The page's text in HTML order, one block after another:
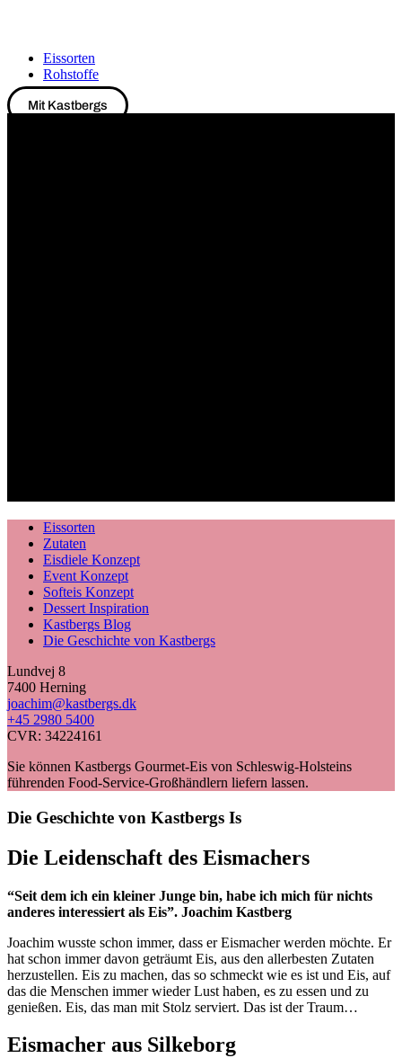
Eissorten
Rohstoffe
Mit Kastbergs
Eissorten
Zutaten
Eisdiele Konzept
Event Konzept
Softeis Konzept
Dessert Inspiration
Kastbergs Blog
Die Geschichte von Kastbergs
Lundvej 8
7400 Herning
joachim@kastbergs.dk
+45 2980 5400
CVR: 34224161
Sie können Kastbergs Gourmet-Eis von Schleswig-Holsteins
führenden Food-Service-Großhändlern liefern lassen.
Die Geschichte von Kastbergs Is
Die Leidenschaft des Eismachers
“Seit dem ich ein kleiner Junge bin, habe ich mich für nichts
anderes interessiert als Eis”. Joachim Kastberg
Joachim wusste schon immer, dass er Eismacher werden möchte. Er
hat schon immer davon geträumt Eis, aus den allerbesten Zutaten
herzustellen. Eis zu machen, das so schmeckt wie es ist und Eis, auf
das die Menschen immer wieder Lust haben, es zu essen und zu
genießen. Eis, das man mit Stolz serviert. Das ist der Traum…
Eismacher aus Silkeborg